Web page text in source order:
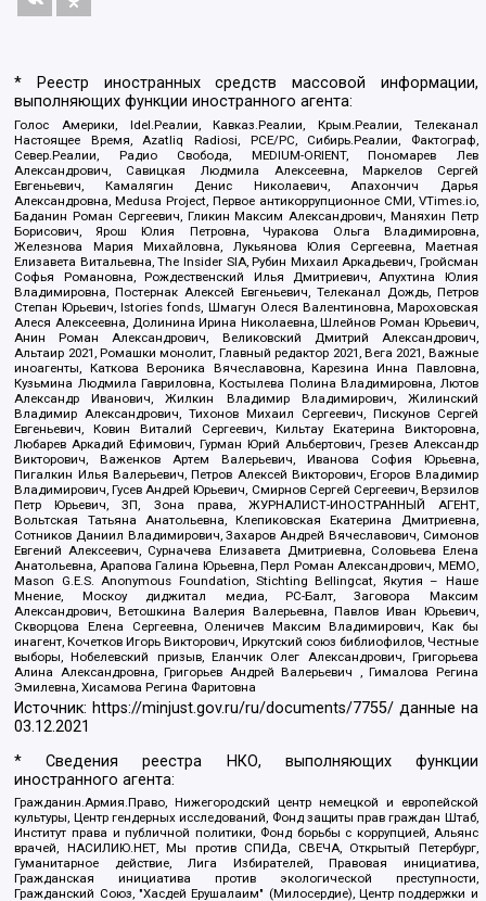
* Реестр иностранных средств массовой информации,
выполняющих функции иностранного агента:
Голос Америки, Idel.Реалии, Кавказ.Реалии, Крым.Реалии, Телеканал
Настоящее Время, Azatliq Radiosi, PCE/PC, Сибирь.Реалии, Фактограф,
Север.Реалии, Радио Свобода, MEDIUM-ORIENT, Пономарев Лев
Александрович, Савицкая Людмила Алексеевна, Маркелов Сергей
Евгеньевич, Камалягин Денис Николаевич, Апахончич Дарья
Александровна, Medusa Project, Первое антикоррупционное СМИ, VTimes.io,
Баданин Роман Сергеевич, Гликин Максим Александрович, Маняхин Петр
Борисович, Ярош Юлия Петровна, Чуракова Ольга Владимировна,
Железнова Мария Михайловна, Лукьянова Юлия Сергеевна, Маетная
Елизавета Витальевна, The Insider SIA, Рубин Михаил Аркадьевич, Гройсман
Софья Романовна, Рождественский Илья Дмитриевич, Апухтина Юлия
Владимировна, Постернак Алексей Евгеньевич, Телеканал Дождь, Петров
Степан Юрьевич, Istories fonds, Шмагун Олеся Валентиновна, Мароховская
Алеся Алексеевна, Долинина Ирина Николаевна, Шлейнов Роман Юрьевич,
Анин Роман Александрович, Великовский Дмитрий Александрович,
Альтаир 2021, Ромашки монолит, Главный редактор 2021, Вега 2021, Важные
иноагенты, Каткова Вероника Вячеславовна, Карезина Инна Павловна,
Кузьмина Людмила Гавриловна, Костылева Полина Владимировна, Лютов
Александр Иванович, Жилкин Владимир Владимирович, Жилинский
Владимир Александрович, Тихонов Михаил Сергеевич, Пискунов Сергей
Евгеньевич, Ковин Виталий Сергеевич, Кильтау Екатерина Викторовна,
Любарев Аркадий Ефимович, Гурман Юрий Альбертович, Грезев Александр
Викторович, Важенков Артем Валерьевич, Иванова София Юрьевна,
Пигалкин Илья Валерьевич, Петров Алексей Викторович, Егоров Владимир
Владимирович, Гусев Андрей Юрьевич, Смирнов Сергей Сергеевич, Верзилов
Петр Юрьевич, ЗП, Зона права, ЖУРНАЛИСТ-ИНОСТРАННЫЙ АГЕНТ,
Вольтская Татьяна Анатольевна, Клепиковская Екатерина Дмитриевна,
Сотников Даниил Владимирович, Захаров Андрей Вячеславович, Симонов
Евгений Алексеевич, Сурначева Елизавета Дмитриевна, Соловьева Елена
Анатольевна, Арапова Галина Юрьевна, Перл Роман Александрович, МЕМО,
Mason G.E.S. Anonymous Foundation, Stichting Bellingcat, Якутия – Наше
Мнение, Москоу диджитал медиа, РС-Балт, Заговора Максим
Александрович, Ветошкина Валерия Валерьевна, Павлов Иван Юрьевич,
Скворцова Елена Сергеевна, Оленичев Максим Владимирович, Как бы
инагент, Кочетков Игорь Викторович, Иркутский союз библиофилов, Честные
выборы, Нобелевский призыв, Еланчик Олег Александрович, Григорьева
Алина Александровна, Григорьев Андрей Валерьевич , Гималова Регина
Эмилевна, Хисамова Регина Фаритовна
Источник: https://minjust.gov.ru/ru/documents/7755/ данные на
03.12.2021
* Сведения реестра НКО, выполняющих функции
иностранного агента:
Гражданин.Армия.Право, Нижегородский центр немецкой и европейской
культуры, Центр гендерных исследований, Фонд защиты прав граждан Штаб,
Институт права и публичной политики, Фонд борьбы с коррупцией, Альянс
врачей, НАСИЛИЮ.НЕТ, Мы против СПИДа, СВЕЧА, Открытый Петербург,
Гуманитарное действие, Лига Избирателей, Правовая инициатива,
Гражданская инициатива против экологической преступности,
Гражданский Союз, "Хасдей Ерушалаим" (Милосердие), Центр поддержки и